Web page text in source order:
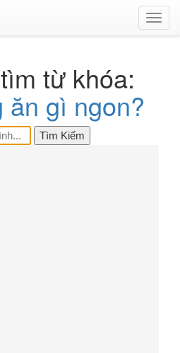
từ khóa:
ăn gì ngon?